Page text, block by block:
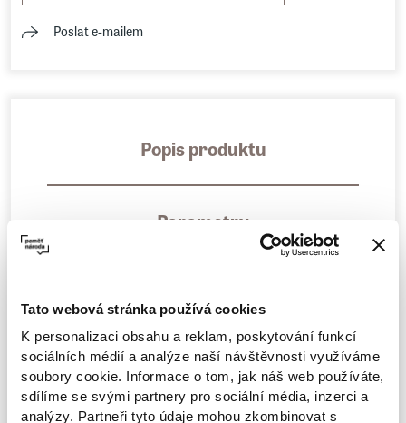
Tato webová stránka používá cookies
K personalizaci obsahu a reklam, poskytování funkcí
sociálních médií a analýze naší návštěvnosti využíváme
soubory cookie. Informace o tom, jak náš web používáte,
sdílíme se svými partnery pro sociální média, inzerci a
analýzy. Partneři tyto údaje mohou zkombinovat s
Poslat e-mailem
Popis produktu
Parametry
tentokrát s větou: K tomu se dostaneme…
Podobně jako naše předchozí trika i toto moto
ve svých debatách určitě využijete. Přejeme
příjemnou zábavu.